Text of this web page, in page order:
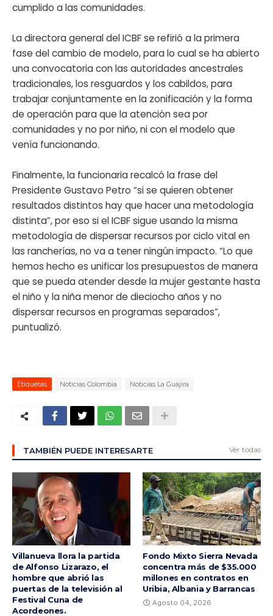
cumplido a las comunidades.
La directora general del ICBF se refirió a la primera
fase del cambio de modelo, para lo cual se ha abierto
una convocatoria con las autoridades ancestrales
tradicionales, los resguardos y los cabildos, para
trabajar conjuntamente en la zonificación y la forma
de operación para que la atención sea por
comunidades y no por niño, ni con el modelo que
venía funcionando.
Finalmente, la funcionaria recalcó la frase del
Presidente Gustavo Petro “si se quieren obtener
resultados distintos hay que hacer una metodología
distinta”, por eso si el ICBF sigue usando la misma
metodología de dispersar recursos por ciclo vital en
las rancherías, no va a tener ningún impacto. “Lo que
hemos hecho es unificar los presupuestos de manera
que se pueda atender desde la mujer gestante hasta
el niño y la niña menor de dieciocho años y no
dispersar recursos en programas separados”,
puntualizó.
Etiquetas Noticias Colombia Noticias La Guajira
TAMBIÉN PUEDE INTERESARTE Ver todas
Villanueva llora la partida
de Alfonso Lizarazo, el
hombre que abrió las
puertas de la televisión al
Festival Cuna de
Acordeones.
Fondo Mixto Sierra Nevada
concentra más de $35.000
millones en contratos en
Uribia, Albania y Barrancas
Agosto 04, 2026